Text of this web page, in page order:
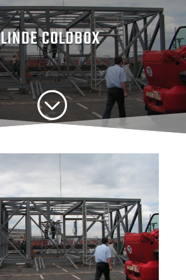
LINDE COLDBOX
;